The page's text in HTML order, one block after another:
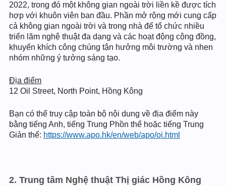
2022, trong đó một không gian ngoài trời liền kề được tích
hợp với khuôn viên ban đầu. Phần mở rộng mới cung cấp
cả không gian ngoài trời và trong nhà để tổ chức nhiều
triển lãm nghệ thuật đa dạng và các hoạt động cộng đồng,
khuyến khích công chúng tận hưởng môi trường và nhen
nhóm những ý tưởng sáng tạo.
Địa điểm
12 Oil Street, North Point, Hồng Kông
Bạn có thể truy cập toàn bộ nội dung về địa điểm này
bằng tiếng Anh, tiếng Trung Phồn thể hoặc tiếng Trung
Giản thể: https://www.apo.hk/en/web/apo/oi.html
2. Trung tâm Nghệ thuật Thị giác Hồng Kông